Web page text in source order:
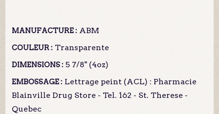
MANUFACTURE : ABM
COULEUR : Transparente
DIMENSIONS : 5 7/8" (4oz)
EMBOSSAGE : Lettrage peint (ACL) : Pharmacie
Blainville Drug Store - Tel. 162 - St. Therese -
Quebec